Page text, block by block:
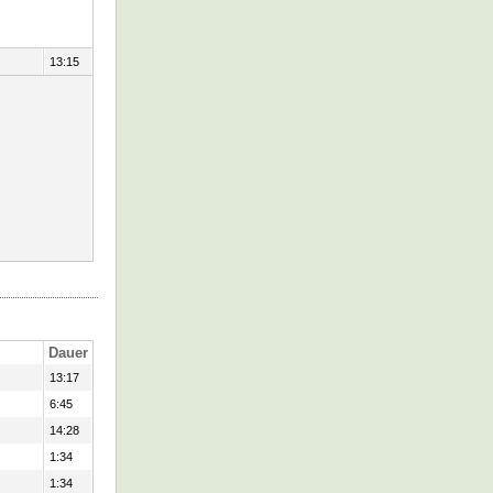
13:15
Dauer
13:17
6:45
14:28
1:34
1:34